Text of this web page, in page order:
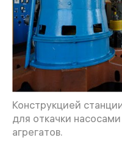
Конструкцией
для откачки
агрегатов.